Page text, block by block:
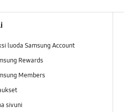
luoda Samsung Account
Rewards
Members
sivuni